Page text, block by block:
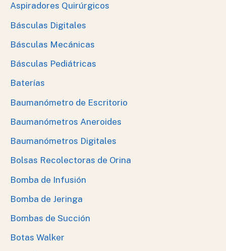
Aspiradores Quirúrgicos
Básculas Digitales
Básculas Mecánicas
Básculas Pediátricas
Baterías
Baumanómetro de Escritorio
Baumanómetros Aneroides
Baumanómetros Digitales
Bolsas Recolectoras de Orina
Bomba de Infusión
Bomba de Jeringa
Bombas de Succión
Botas Walker